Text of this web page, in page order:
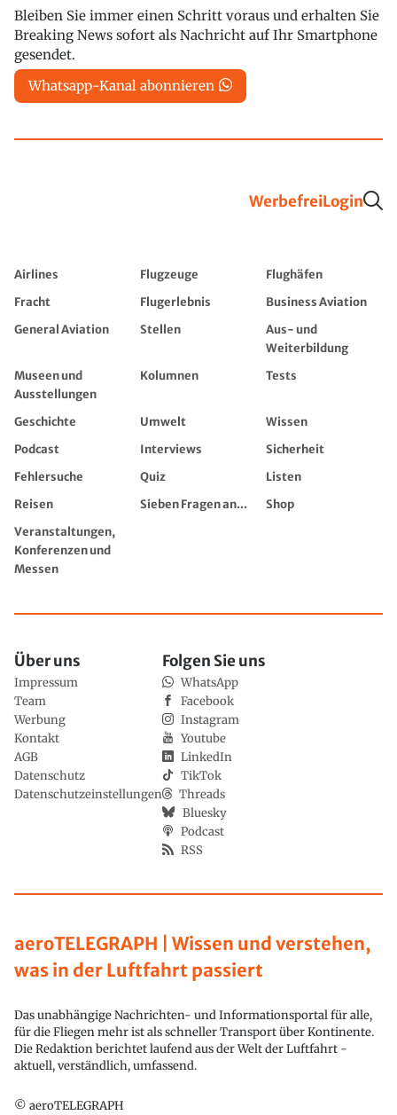
Bleiben Sie immer einen Schritt voraus und erhalten Sie
Breaking News sofort als Nachricht auf Ihr Smartphone
gesendet.
Whatsapp-Kanal abonnieren
WerbefreiLogin
Airlines Flugzeuge
Flughäfen
Fracht
Flugerlebnis
Business Aviation
General Aviation
Stellen
Aus- und
Weiterbildung
Museen und
Ausstellungen
Kolumnen Tests
Geschichte Umwelt
Wissen
Podcast
Interviews
Sicherheit
Fehlersuche
Quiz
Listen
Reisen
Sieben Fragen an...
Shop
Veranstaltungen,
Konferenzen und
Messen
aeroTELEGRAPH | Wissen und verstehen,
was in der Luftfahrt passiert
Das unabhängige Nachrichten- und Informationsportal für alle,
für die Fliegen mehr ist als schneller Transport über Kontinente.
Die Redaktion berichtet laufend aus der Welt der Luftfahrt -
aktuell, verständlich, umfassend.
© aeroTELEGRAPH
Über uns
Impressum
Team
Werbung
Kontakt
AGB
Datenschutz
Datenschutzeinstellungen
Folgen Sie uns
WhatsApp
Facebook
Instagram
Youtube
LinkedIn
TikTok
Threads
Bluesky
Podcast
RSS